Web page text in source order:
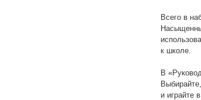
Всего в
к школе.
В
и играйте